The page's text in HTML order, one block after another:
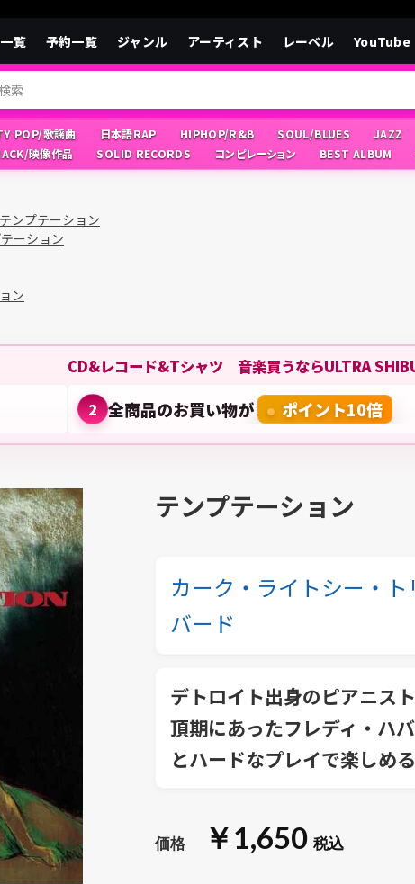
覧 予約一覧 ジャンル アーティスト レーベル YouTube
POP/歌謡曲 日本語RAP HIPHOP/R&B SOUL/BLUES JAZZ
映像作品
SOLID RECORDS コンピレーション BEST ALBUM
テンプテーション
ーション
ン
CD&レコード&Tシャツ 音楽買うならULTRA
2 全商品のお買い物が ポイント10倍
テンプテーション
カーク・ライトシー・
バード
デトロイト出身のピアニス
頂期にあったフレディ・ハ
とハードなプレイで楽しめ
￥1,650